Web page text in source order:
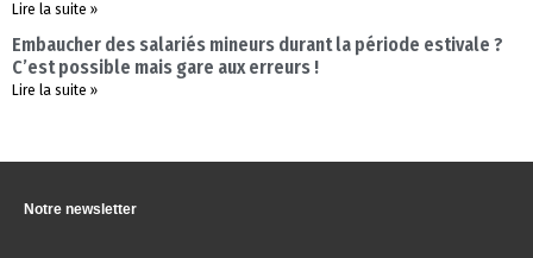
Lire la suite »
Embaucher des salariés mineurs durant la période estivale ?
C’est possible mais gare aux erreurs !
Lire la suite »
Notre newsletter